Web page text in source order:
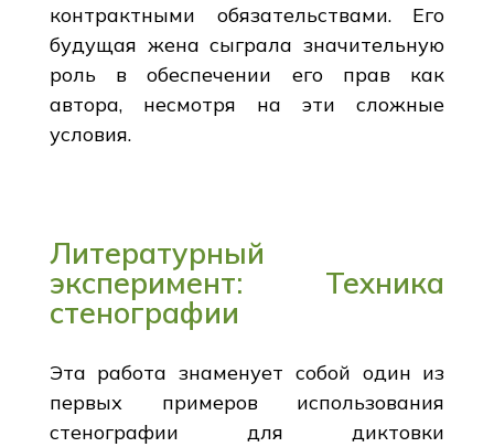
контрактными обязательствами. Его
будущая жена сыграла значительную
роль в обеспечении его прав как
автора, несмотря на эти сложные
условия.
Литературный
эксперимент: Техника
стенографии
Эта работа знаменует собой один из
первых примеров использования
стенографии для диктовки